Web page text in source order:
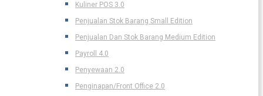
Kuliner POS 3.0
Penjualan Stok Barang Small Edition
Penjualan Dan Stok Barang Medium Edition
Payroll 4.0
Penyewaan 2.0
Penginapan/Front Office 2.0